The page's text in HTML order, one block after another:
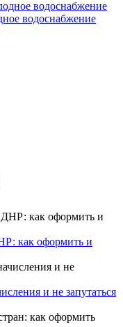
водоснабжение
как оформить и
и не запутаться